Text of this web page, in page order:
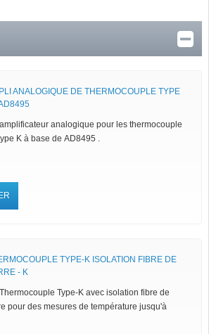
ANALOGIQUE DE THERMOCOUPLE TYPE
analogique pour les thermocouple
K à base de AD8495 .
TYPE-K ISOLATION FIBRE DE
- K
Type-K avec isolation fibre de
pour des mesures de température jusqu'à